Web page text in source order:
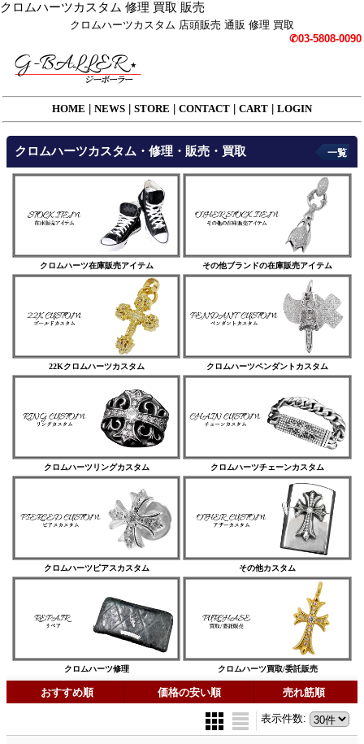
クロムハーツカスタム 修理 買取 販売
クロムハーツカスタム 店頭販売 通販 修理 買取
✆03-5808-0090
HOME NEWS STORE CONTACT CART LOGIN
クロムハーツカスタム・修理・販売・買取
クロムハーツ在庫販売アイテム その他ブランドの在庫販売アイテム
22Kクロムハーツカスタム クロムハーツペンダントカスタム
クロムハーツリングカスタム クロムハーツチェーンカスタム
クロムハーツピアスカスタム その他カスタム
クロムハーツ修理 クロムハーツ買取/委託販売
一覧
おすすめ順 価格の安い順 売れ筋順
表示件数: